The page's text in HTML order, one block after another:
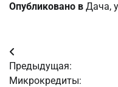
Опубликовано в Дача,
Навигация
по
Предыдущая:
Микрокредиты: